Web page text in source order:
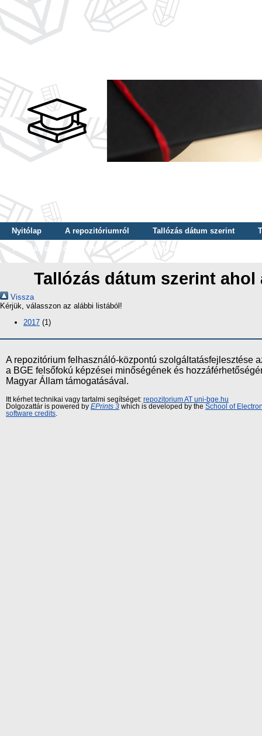
Nyitólap A repozitóriumról Tallózás dátum szerint
Tallózás szerző szerint
Tallózás nyelv szerint
Tallózás dátum szerint
Vissza
Kérjük, válasszon az alábbi listából!
2017 (1)
A repozitórium felhasználó-központú szolgáltatásfejlesztése
a BGE felsőfokú képzései minőségének és
Magyar Állam támogatásával.
Itt kérhet technikai vagy tartalmi segítséget: repozitorium AT uni-bge.hu
Dolgozattár is powered by EPrints 3 which is developed by the School of
software credits